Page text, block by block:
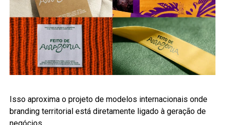
Isso aproxima o projeto de modelos internacionais onde
branding territorial está diretamente ligado à geração de